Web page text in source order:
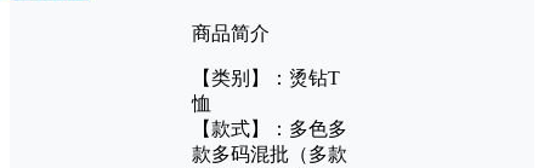
商品简介
【类别】：烫钻T
恤
【款式】：多色多
款多码混批（多款